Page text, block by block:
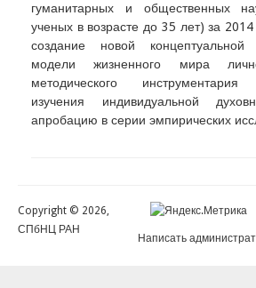
гуманитарных и общественных
ученых в возрасте до 35 лет) за
создание новой
модели жизненного мира
методического инструментария
изучения индивидуальной
апробацию в серии эмпирических
Copyright © 2026,
СПбНЦ РАН
Написать